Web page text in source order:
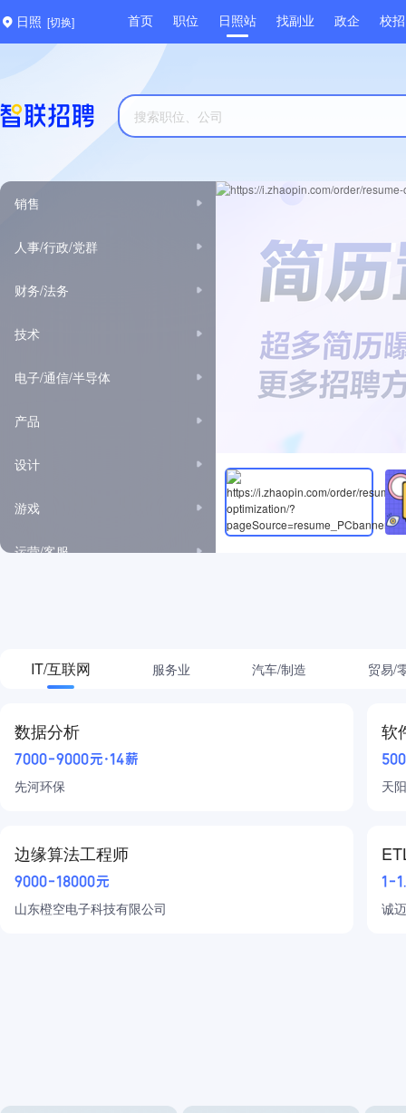
日照 [切换] 首页 职位 日照站 找副业 政企 校招
销售
人事/行政/党群
财务/法务
技术
电子/通信/半导体
产品
设计
游戏
运营/客服
高级管理
房地产/建筑
金融
物流/仓储/司机
汽车
IT/互联网 服务业 汽车/制造 贸易/
数据分析
7000-9000元·14薪
先河环保
软
天
边缘算法工程师
9000-18000元
山东橙空电子科技有限公司
1-
诚